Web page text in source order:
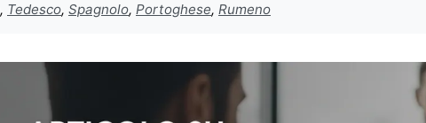
, Tedesco, Spagnolo, Portoghese, Rumeno